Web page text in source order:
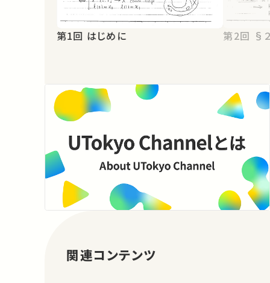
第1回 はじめに 第
関連コンテンツ